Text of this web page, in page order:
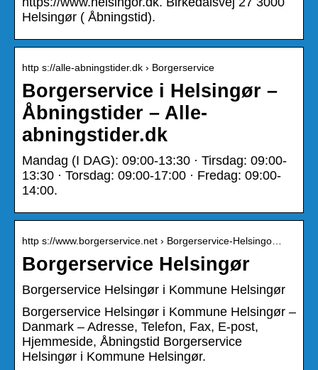
Helsingør ( Åbningstid).
http s://alle-abningstider.dk › Borgerservice
Borgerservice i Helsingør –
Åbningstider – Alle-
abningstider.dk
Mandag (I DAG): 09:00-13:30 · Tirsdag: 09:00-
13:30 · Torsdag: 09:00-17:00 · Fredag: 09:00-
14:00.
http s://www.borgerservice.net › Borgerservice-Helsingo…
Borgerservice Helsingør
Borgerservice Helsingør i Kommune Helsingør
Borgerservice Helsingør i Kommune Helsingør –
Danmark – Adresse, Telefon, Fax, E-post,
Hjemmeside, Åbningstid Borgerservice
Helsingør i Kommune Helsingør.